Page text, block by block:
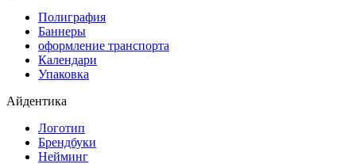
Полиграфия
Баннеры
оформление транспорта
Календари
Упаковка
Айдентика
Логотип
Брендбуки
Нейминг